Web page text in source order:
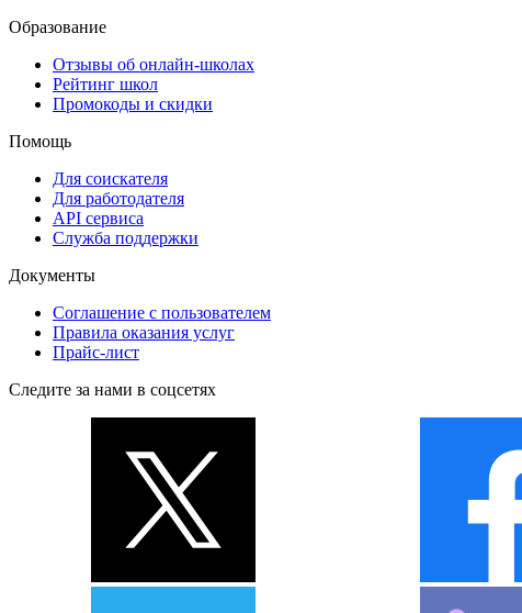
Образование
Отзывы об онлайн-школах
Рейтинг школ
Промокоды и скидки
Помощь
Для соискателя
Для работодателя
API сервиса
Служба поддержки
Документы
Соглашение с пользователем
Правила оказания услуг
Прайс-лист
Следите за нами в соцсетях